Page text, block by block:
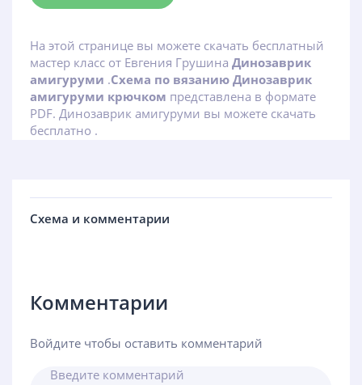
На этой странице вы можете скачать бесплатный
мастер класс от Евгения Грушина Динозаврик
амигуруми .Схема по вязанию Динозаврик
амигуруми крючком представлена в формате
PDF. Динозаврик амигуруми вы можете скачать
бесплатно .
Схема и комментарии
Комментарии
Войдите чтобы оставить комментарий